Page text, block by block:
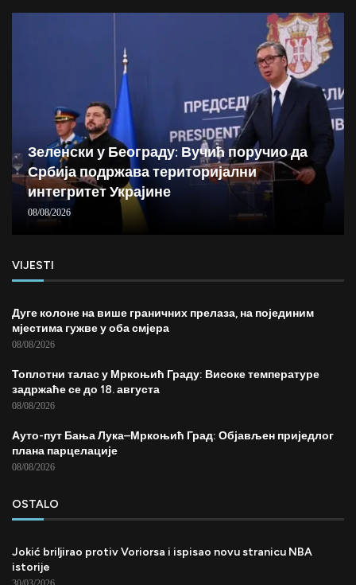
Зеленски у Београду: Вучић поручио да
Србија подржава територијални
интегритет Украјине
08/08/2026
VIJESTI
Дуге колоне на више граничних прелаза, на појединим
мјестима гужве у оба смјера
08/08/2026
Топлотни талас у Мркоњић Граду: Високе температуре
задржаће се до 18. августа
08/08/2026
Ауто-пут Бања Лука–Мркоњић Град: Објављен приједлог
плана парцелације
08/08/2026
OSTALO
Jokić briljirao protiv Voriorsa i ispisao novu stranicu NBA
istorije